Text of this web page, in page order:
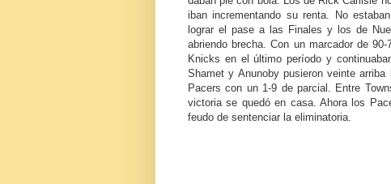
iban incrementando su renta. No
lograr el pase a las Finales y los de
abriendo brecha. Con un marcador de
Knicks en el último período y
Shamet y Anunoby pusieron veinte
Pacers con un 1-9 de parcial. Entre
victoria se quedó en casa. Ahora los
feudo de sentenciar la eliminatoria.